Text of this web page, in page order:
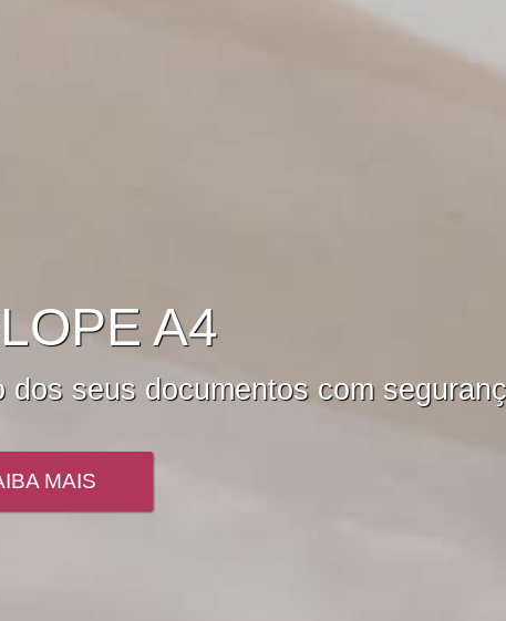
PERSONALIZADOS
flexíveis para várias funções.
SAIBA MAIS